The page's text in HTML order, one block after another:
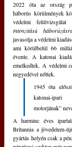
2022 óta az ország
háborús körülmények
védelmi
intenzitású
javasolja a védelmi
ami körülbelül 66
évente. A katonai
emelkedtek. A védelmi
negyedével nőttek.
1945 óta
katonai-ipari
motorjának”
A harminc éves
Britannia a jövedelem-
gyártás helyén csak a